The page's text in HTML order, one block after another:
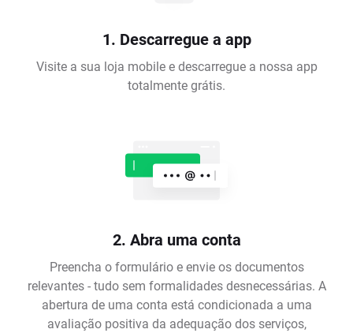
1. Descarregue a app
Visite a sua loja mobile e descarregue a nossa app
totalmente grátis.
2. Abra uma conta
Preencha o formulário e envie os documentos
relevantes - tudo sem formalidades desnecessárias. A
abertura de uma conta está condicionada a uma
avaliação positiva da adequação dos serviços,